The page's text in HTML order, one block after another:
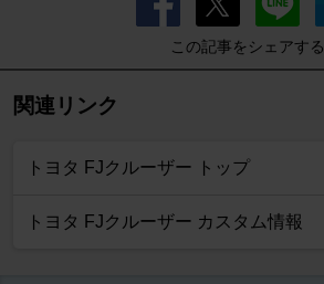
この記事をシェアする
関連リンク
トヨタ FJクルーザー トップ
トヨタ FJクルーザー カスタム情報